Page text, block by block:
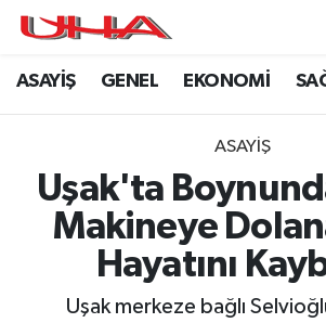
ASAYİŞ GENEL EKONOMİ
ASAYİŞ
Uşak'ta
Makineye
Hayatını
Uşak merkeze bağlı
ASAYİŞ
GENEL
YAŞAM
SAĞLIK
Nöbetçi Eczaneler
Namaz Vakitleri
Trafik Durumu
Puan Durumu ve Fikstür